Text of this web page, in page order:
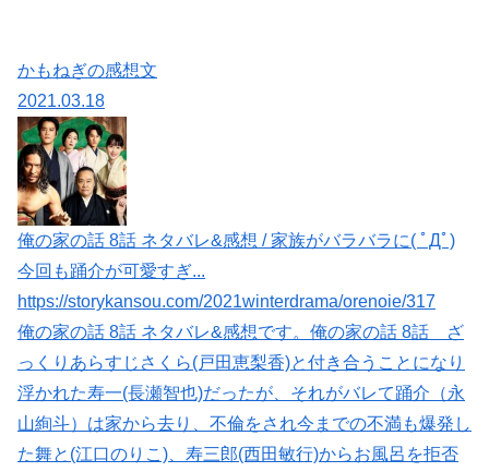
かもねぎの感想文
2021.03.18
俺の家の話 8話 ネタバレ&感想 / 家族がバラバラに( ﾟДﾟ)
今回も踊介が可愛すぎ...
https://storykansou.com/2021winterdrama/orenoie/317
俺の家の話 8話 ネタバレ&感想です。俺の家の話 8話 ざ
っくりあらすじさくら(戸田恵梨香)と付き合うことになり
浮かれた寿一(長瀬智也)だったが、それがバレて踊介（永
山絢斗）は家から去り、不倫をされ今までの不満も爆発し
た舞と(江口のりこ)、寿三郎(西田敏行)からお風呂を拒否